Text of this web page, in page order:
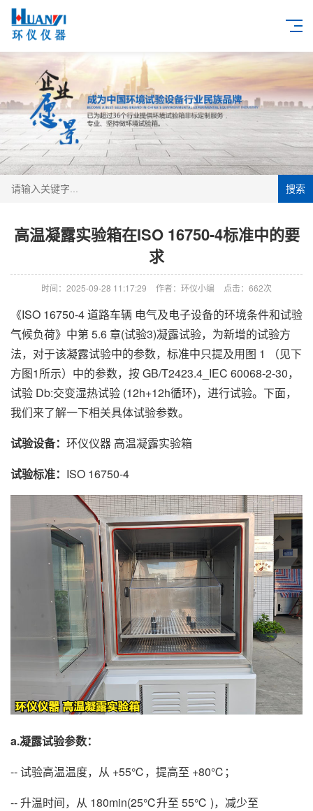
搜索
高温凝露实验箱在ISO 16750-4标准中的要
求
时间：2025-09-28 11:17:29 作者：环仪小编 点击： 662次
《ISO 16750-4 道路车辆 电气及电子设备的环境条件和试验
气候负荷》中第 5.6 章(试验3)凝露试验，为新增的试验方
法，对于该凝露试验中的参数，标准中只提及用图 1 （见下
方图1所示）中的参数，按 GB/T2423.4_IEC 60068-2-30，
试验 Db:交变湿热试验 (12h+12h循环)，进行试验。下面，
我们来了解一下相关具体试验参数。
试验设备： 环仪仪器 高温凝露实验箱
试验标准： ISO 16750-4
a.凝露试验参数：
-- 试验高温温度，从 +55℃，提高至 +80℃；
-- 升温时间，从 180min(25℃升至 55℃ )，减少至